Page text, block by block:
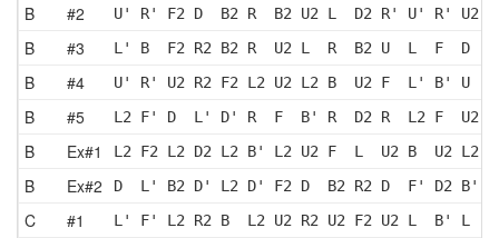
B #2 U' R' F2 D  B2 R  B2 U2 L  D2 R' U' R' U2
B #3 L' B  F2 R2 B2 R  U2 L  R  B2 U  L  F  D
B #4 U' R' U2 R2 F2 L2 U2 L2 B  U2 F  L' B' U
B #5 L2 F' D  L' D' R  F  B' R  D2 R  L2 F  U2
B Ex#1 L2 F2 L2 D2 L2 B' L2 U2 F  L  U2 B  U2 L2
B Ex#2 D  L' B2 D' L2 D' F2 D  B2 R2 D  F' D2 B'
C #1 L' F' L2 R2 B  L2 U2 R2 U2 F2 U2 L  B' L